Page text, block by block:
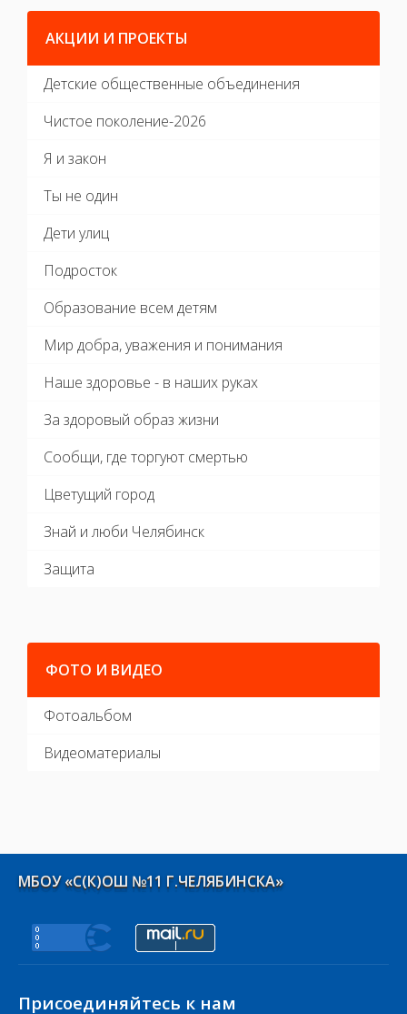
АКЦИИ И ПРОЕКТЫ
Детские общественные объединения
Чистое поколение-2026
Я и закон
Ты не один
Дети улиц
Подросток
Образование всем детям
Мир добра, уважения и понимания
Наше здоровье - в наших руках
За здоровый образ жизни
Сообщи, где торгуют смертью
Цветущий город
Знай и люби Челябинск
Защита
ФОТО И ВИДЕО
Фотоальбом
Видеоматериалы
МБОУ «С(К)ОШ №11 Г.ЧЕЛЯБИНСКА»
Присоединяйтесь к нам